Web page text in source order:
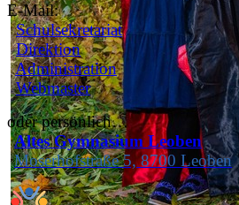
E-Mail:
Schulsekretariat
Direktion
Administration
Webmaster
oder persönlich…
Altes Gymnasium Leoben
Moserhofstraße 5, 8700 Leoben